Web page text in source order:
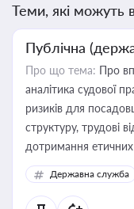
Теми, які можуть
Публічна
Про що тема: Про
аналітика судової
ризиків для
структуру, трудові
дотримання етичних
Державна служба